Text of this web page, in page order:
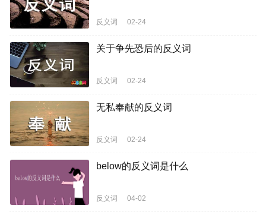
反义词 02-24
关于争先恐后的反义词
反义词 02-24
无私奉献的反义词
反义词 02-24
below的反义词是什么
反义词 04-02